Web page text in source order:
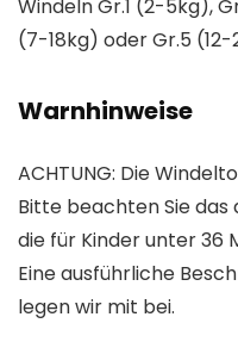
Windeln Gr.1 (2-5kg),
(7-18kg) oder Gr.5
Warnhinweise
ACHTUNG: Die
Bitte beachten Sie
die für Kinder unter 36
Eine ausführliche
legen wir mit bei.